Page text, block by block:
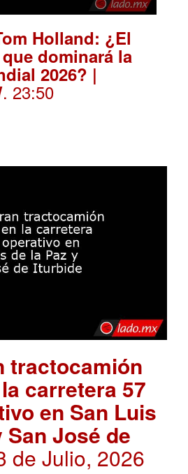
Holland: ¿El
dominará la
2026? |
. 23:50
tractocamión
carretera 57
en San Luis
San José de
de Julio, 2026